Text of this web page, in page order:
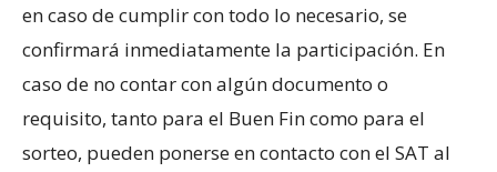
en caso de cumplir con todo lo necesario, se
confirmará inmediatamente la participación. En
caso de no contar con algún documento o
requisito, tanto para el Buen Fin como para el
sorteo, pueden ponerse en contacto con el SAT al